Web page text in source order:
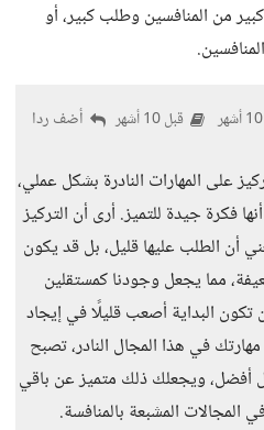
من المنافسين وطلب كبير، أو
قبل 10 أشهر أضف ردا
على المهارات النادرة بشكل عملي،
فكرة جيدة للتميز. أرى أن التركيز
أن الطلب عليها قليل، بل قد يكون
مما يجعل وجودنا كمستقلين
البداية أصعب قليلًا في إيجاد
في هذا المجال النادر، تصبح
ويجعلك ذلك متميز عن باقي
المجالات المشبعة بالمنافسة.